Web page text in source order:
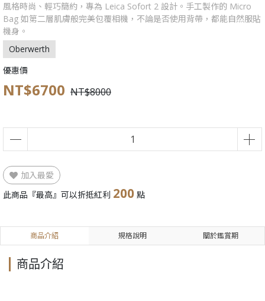
風格時尚、輕巧簡約，專為 Leica Sofort 2 設計。手工製作的 Micro
Bag 如第二層肌膚般完美包覆相機，不論是否使用背帶，都能自然服貼
機身。
Oberwerth
優惠價
NT$6700 NT$8000
加入最愛
此商品『最高』可以折抵紅利 200 點
商品介紹 規格說明 關於鑑賞期
商品介紹